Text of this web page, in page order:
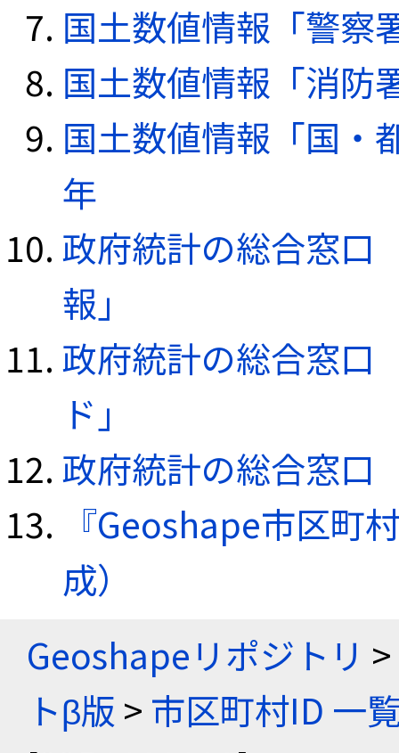
国土数値情報「警察
国土数値情報「消防
国土数値情報「国・
年
政府統計の総合窓口
報」
政府統計の総合窓口
ド」
政府統計の総合窓口
『Geoshape市区町
成）
Geoshapeリポジトリ >
トβ版 > 市区町村ID 一